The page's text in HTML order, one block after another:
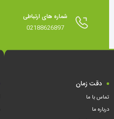
شماره های ارتباطی
02188626897
دقت زمان
تماس با ما
درباره ما